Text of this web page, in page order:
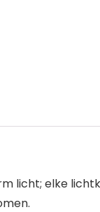
licht; elke